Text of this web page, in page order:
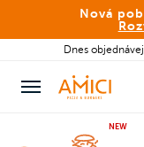
Nová
Dnes
NEW